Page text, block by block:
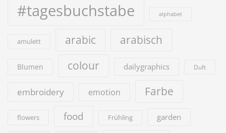
#tagesbuchstabe
alphabet
amulett arabic arabisch
Blumen colour dailygraphics Duft
embroidery emotion Farbe
flowers food Frühling garden